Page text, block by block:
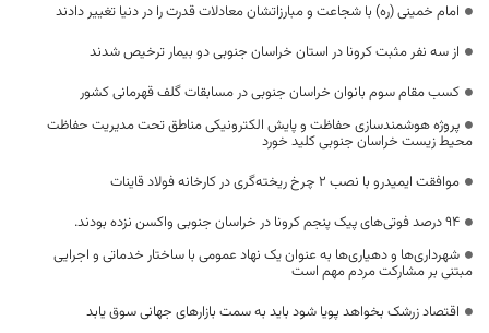
امام خمینی (ره) با شجاعت و مبارزاتشان معادلات قدرت را در دنیا تغییر دادند
از سه نفر مثبت کرونا در استان خراسان جنوبی دو بیمار ترخیص شدند
کسب مقام سوم بانوان خراسان جنوبی در مسابقات گلف قهرمانی کشور
پروژه هوشمندسازی حفاظت و پایش الکترونیکی مناطق تحت مدیریت حفاظت
محیط زیست خراسان جنوبی کلید خورد
موافقت ایمیدرو با نصب ۲ چرخ ریخته‌گری در کارخانه فولاد قاینات
94 درصد فوتی‌های پیک پنجم کرونا در خراسان جنوبی واکسن نزده بودند.
شهرداری‌ها و دهیاری‌ها به عنوان یک نهاد عمومی با ساختار خدماتی و اجرایی
مبتنی بر مشارکت مردم مهم است
اقتصاد زرشک بخواهد پویا شود باید به سمت بازارهای جهانی سوق یابد